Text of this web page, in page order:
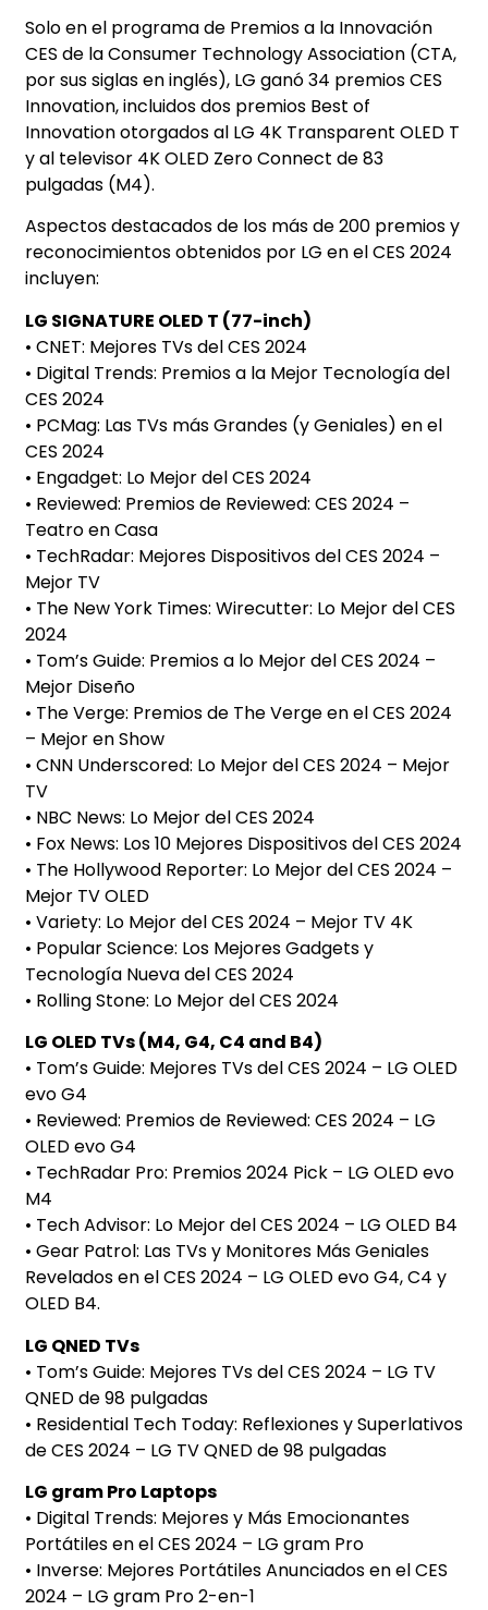
Solo en el programa de Premios a la Innovación
CES de la Consumer Technology Association (CTA,
por sus siglas en inglés), LG ganó 34 premios CES
Innovation, incluidos dos premios Best of
Innovation otorgados al LG 4K Transparent OLED T
y al televisor 4K OLED Zero Connect de 83
pulgadas (M4).
Aspectos destacados de los más de 200 premios y
reconocimientos obtenidos por LG en el CES 2024
incluyen:
LG SIGNATURE OLED T (77-inch)
• CNET: Mejores TVs del CES 2024
• Digital Trends: Premios a la Mejor Tecnología del
CES 2024
• PCMag: Las TVs más Grandes (y Geniales) en el
CES 2024
• Engadget: Lo Mejor del CES 2024
• Reviewed: Premios de Reviewed: CES 2024 –
Teatro en Casa
• TechRadar: Mejores Dispositivos del CES 2024 –
Mejor TV
• The New York Times: Wirecutter: Lo Mejor del CES
2024
• Tom’s Guide: Premios a lo Mejor del CES 2024 –
Mejor Diseño
• The Verge: Premios de The Verge en el CES 2024
– Mejor en Show
• CNN Underscored: Lo Mejor del CES 2024 – Mejor
TV
• NBC News: Lo Mejor del CES 2024
• Fox News: Los 10 Mejores Dispositivos del CES 2024
• The Hollywood Reporter: Lo Mejor del CES 2024 –
Mejor TV OLED
• Variety: Lo Mejor del CES 2024 – Mejor TV 4K
• Popular Science: Los Mejores Gadgets y
Tecnología Nueva del CES 2024
• Rolling Stone: Lo Mejor del CES 2024
LG OLED TVs (M4, G4, C4 and B4)
• Tom’s Guide: Mejores TVs del CES 2024 – LG OLED
evo G4
• Reviewed: Premios de Reviewed: CES 2024 – LG
OLED evo G4
• TechRadar Pro: Premios 2024 Pick – LG OLED evo
M4
• Tech Advisor: Lo Mejor del CES 2024 – LG OLED B4
• Gear Patrol: Las TVs y Monitores Más Geniales
Revelados en el CES 2024 – LG OLED evo G4, C4 y
OLED B4.
LG QNED TVs
• Tom’s Guide: Mejores TVs del CES 2024 – LG TV
QNED de 98 pulgadas
• Residential Tech Today: Reflexiones y Superlativos
de CES 2024 – LG TV QNED de 98 pulgadas
LG gram Pro Laptops
• Digital Trends: Mejores y Más Emocionantes
Portátiles en el CES 2024 – LG gram Pro
• Inverse: Mejores Portátiles Anunciados en el CES
2024 – LG gram Pro 2-en-1